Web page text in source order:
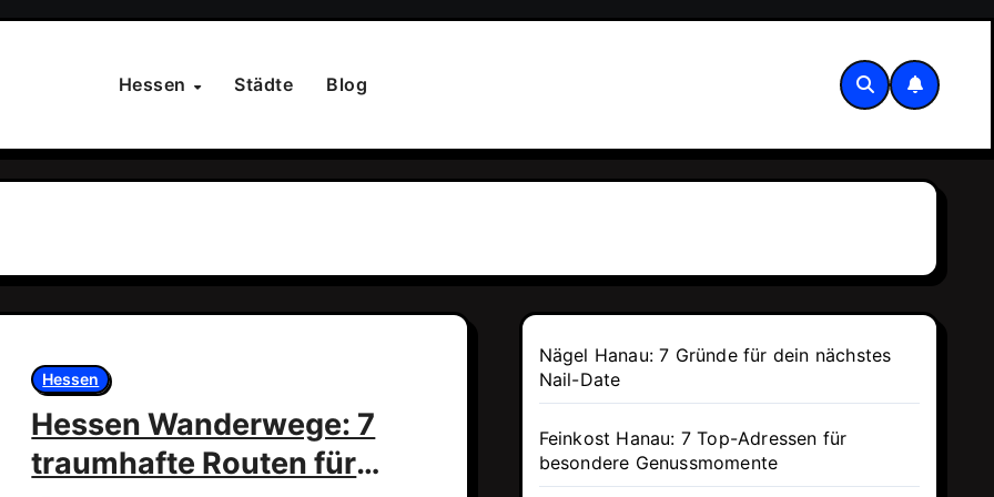
Hessen Städte Blog
Hessen
Hessen Wanderwege: 7
traumhafte Routen für
Nägel Hanau: 7 Gründe für dein nächstes
Nail-Date
Feinkost Hanau: 7 Top-Adressen für
besondere Genussmomente